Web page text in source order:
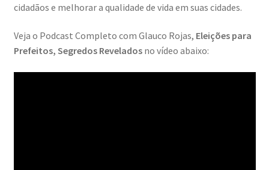
cidadãos e melhorar a qualidade de vida em suas cidades.
Veja o Podcast Completo com Glauco Rojas, Eleições para
Prefeitos, Segredos Reveladosno vídeo abaixo: